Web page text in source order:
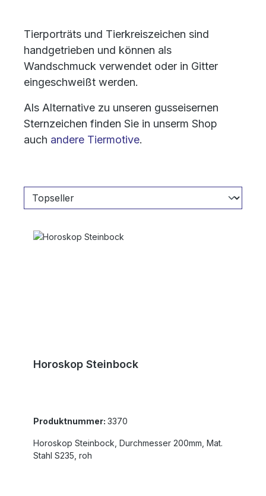
Tierporträts und Tierkreiszeichen sind
handgetrieben und können als
Wandschmuck verwendet oder in Gitter
eingeschweißt werden.
Als Alternative zu unseren gusseisernen
Sternzeichen finden Sie in unserm Shop
auch andere Tiermotive.
Horoskop Steinbock
Produktnummer: 3370
Horoskop Steinbock, Durchmesser 200mm, Mat.
Stahl S235, roh